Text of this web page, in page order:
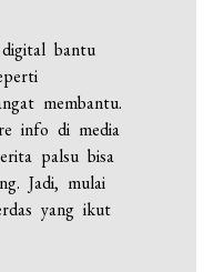
bantu
membantu.
info di media
palsu bisa
Jadi, mulai
yang ikut